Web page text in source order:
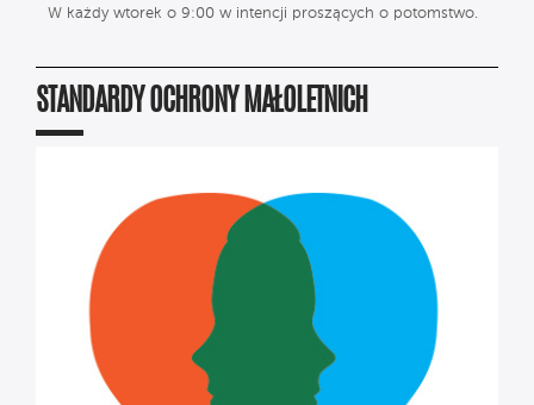
W każdy wtorek o 9:00 w intencji proszących o potomstwo.
STANDARDY OCHRONY MAŁOLETNICH